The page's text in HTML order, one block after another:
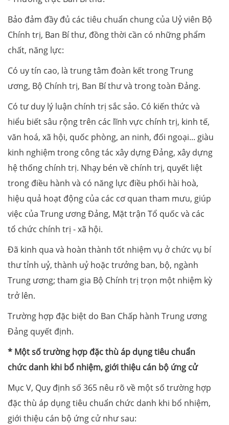
Bảo đảm đầy đủ các tiêu chuẩn chung của Uỷ viên Bộ
Chính trị, Ban Bí thư, đồng thời cần có những phẩm
chất, năng lực:
Có uy tín cao, là trung tâm đoàn kết trong Trung
ương, Bộ Chính trị, Ban Bí thư và trong toàn Đảng.
Có tư duy lý luận chính trị sắc sảo. Có kiến thức và
hiểu biết sâu rộng trên các lĩnh vực chính trị, kinh tế,
văn hoá, xã hội, quốc phòng, an ninh, đối ngoại... giàu
kinh nghiệm trong công tác xây dựng Đảng, xây dựng
hệ thống chính trị. Nhạy bén về chính trị, quyết liệt
trong điều hành và có năng lực điều phối hài hoà,
hiệu quả hoạt động của các cơ quan tham mưu, giúp
việc của Trung ương Đảng, Mặt trận Tổ quốc và các
tổ chức chính trị - xã hội.
Đã kinh qua và hoàn thành tốt nhiệm vụ ở chức vụ bí
thư tỉnh uỷ, thành uỷ hoặc trưởng ban, bộ, ngành
Trung ương; tham gia Bộ Chính trị trọn một nhiệm kỳ
trở lên.
Trường hợp đặc biệt do Ban Chấp hành Trung ương
Đảng quyết định.
* Một số trường hợp đặc thù áp dụng tiêu chuẩn
chức danh khi bổ nhiệm, giới thiệu cán bộ ứng cử
Mục V, Quy định số 365 nêu rõ về một số trường hợp
đặc thù áp dụng tiêu chuẩn chức danh khi bổ nhiệm,
giới thiệu cán bộ ứng cử như sau: